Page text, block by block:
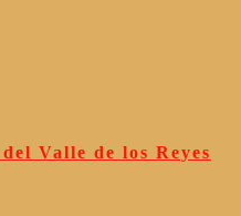
Valle de los Reyes